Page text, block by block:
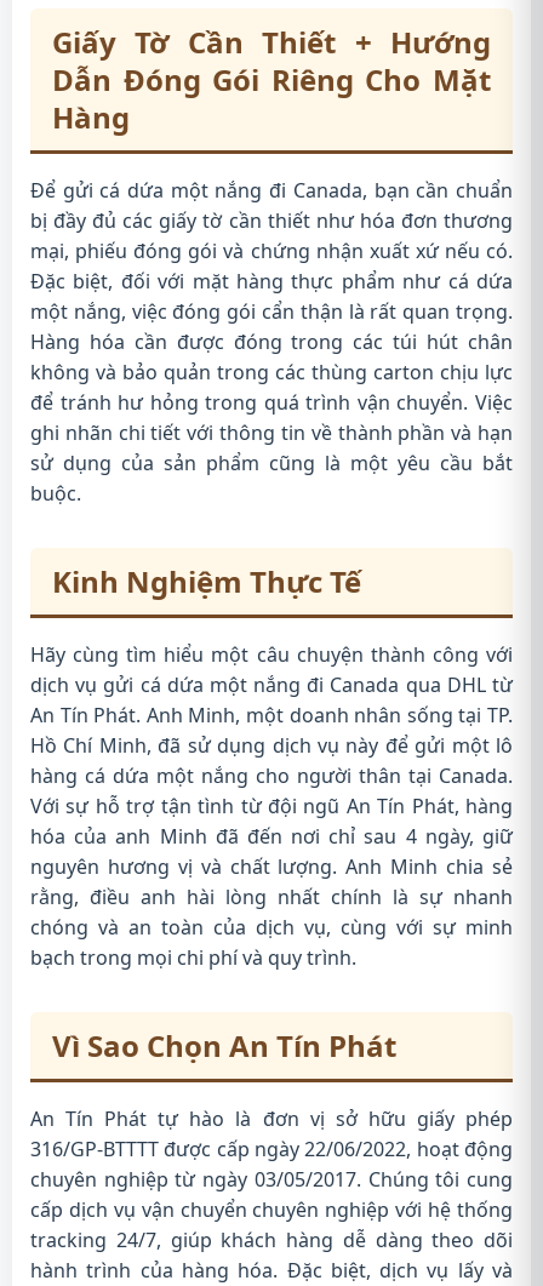
Giấy Tờ Cần Thiết + Hướng
Dẫn Đóng Gói Riêng Cho Mặt
Hàng
Để gửi cá dứa một nắng đi Canada, bạn cần chuẩn
bị đầy đủ các giấy tờ cần thiết như hóa đơn thương
mại, phiếu đóng gói và chứng nhận xuất xứ nếu có.
Đặc biệt, đối với mặt hàng thực phẩm như cá dứa
một nắng, việc đóng gói cẩn thận là rất quan trọng.
Hàng hóa cần được đóng trong các túi hút chân
không và bảo quản trong các thùng carton chịu lực
để tránh hư hỏng trong quá trình vận chuyển. Việc
ghi nhãn chi tiết với thông tin về thành phần và hạn
sử dụng của sản phẩm cũng là một yêu cầu bắt
buộc.
Kinh Nghiệm Thực Tế
Hãy cùng tìm hiểu một câu chuyện thành công với
dịch vụ gửi cá dứa một nắng đi Canada qua DHL từ
An Tín Phát. Anh Minh, một doanh nhân sống tại TP.
Hồ Chí Minh, đã sử dụng dịch vụ này để gửi một lô
hàng cá dứa một nắng cho người thân tại Canada.
Với sự hỗ trợ tận tình từ đội ngũ An Tín Phát, hàng
hóa của anh Minh đã đến nơi chỉ sau 4 ngày, giữ
nguyên hương vị và chất lượng. Anh Minh chia sẻ
rằng, điều anh hài lòng nhất chính là sự nhanh
chóng và an toàn của dịch vụ, cùng với sự minh
bạch trong mọi chi phí và quy trình.
Vì Sao Chọn An Tín Phát
An Tín Phát tự hào là đơn vị sở hữu giấy phép
316/GP-BTTTT được cấp ngày 22/06/2022, hoạt động
chuyên nghiệp từ ngày 03/05/2017. Chúng tôi cung
cấp dịch vụ vận chuyển chuyên nghiệp với hệ thống
tracking 24/7, giúp khách hàng dễ dàng theo dõi
hành trình của hàng hóa. Đặc biệt, dịch vụ lấy và